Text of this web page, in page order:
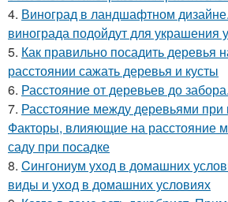
4. Виноград в ландшафтном
винограда подойдут для украшения
5. Как правильно посадить деревья
расстоянии сажать деревья и кусты
6. Расстояние от деревьев до
7. Расстояние между деревьями при
Факторы, влияющие на расстояние
саду при посадке
8. Cингониум уход в домашних
виды и уход в домашних условиях